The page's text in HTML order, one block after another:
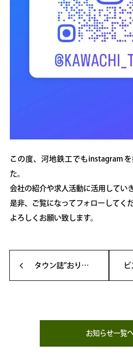
この度、河地鉄工でもinstagram
た。
会社の紹介や求人活動に活用してい
是非、ご覧になってフォローしてくだ
よろしくお願い致します。
arrow_back_ios タウン誌”おりべくらぶ”に掲載されました！
お知らせ一覧